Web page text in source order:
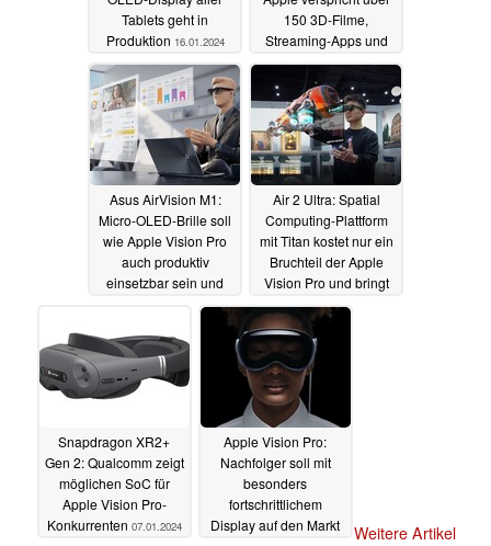
Tablets geht in
Produktion 16.01.2024
150 3D-Filme,
Streaming-Apps und
Spatial Content
16.01.2024
Asus AirVision M1:
Micro-OLED-Brille soll
wie Apple Vision Pro
auch produktiv
einsetzbar sein und
virtuelle Bildschirme
Air 2 Ultra: Spatial
Computing-Plattform
mit Titan kostet nur ein
Bruchteil der Apple
Vision Pro und bringt
eine breite
Kompatibilität mit
08.01.2024
Snapdragon XR2+
Gen 2: Qualcomm zeigt
möglichen SoC für
Apple Vision Pro-
Konkurrenten 07.01.2024
Apple Vision Pro:
Nachfolger soll mit
besonders
fortschrittlichem
Display auf den Markt
Weitere Artikel